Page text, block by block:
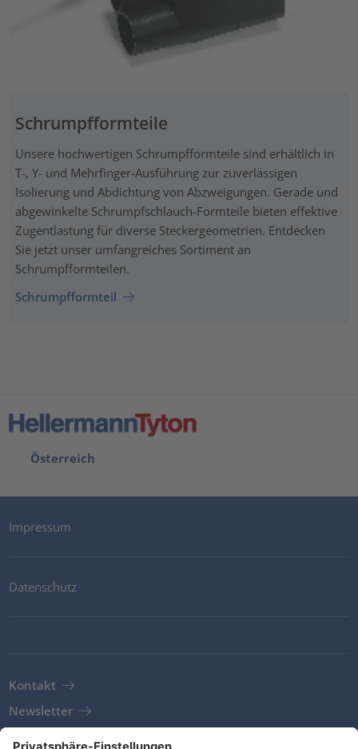
Schrumpfformteile
Unsere hochwertigen Schrumpfformteile sind erhältlich in
T-, Y- und Mehrfinger-Ausführung zur zuverlässigen
Isolierung und Abdichtung von Abzweigungen. Gerade und
abgewinkelte Schrumpfschlauch-Formteile bieten effektive
Zugentlastung für diverse Steckergeometrien. Entdecken
Sie jetzt unser umfangreiches Sortiment an
Schrumpfformteilen.
Schrumpfformteil
Österreich
Impressum
Datenschutz
Kontakt
Newsletter